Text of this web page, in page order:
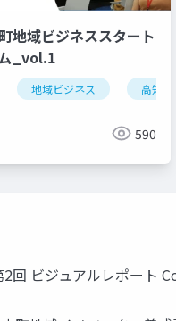
地域ビジネススタート
_vol.1
地域ビジネス 高知大学
590
回 ビジュアルレポー